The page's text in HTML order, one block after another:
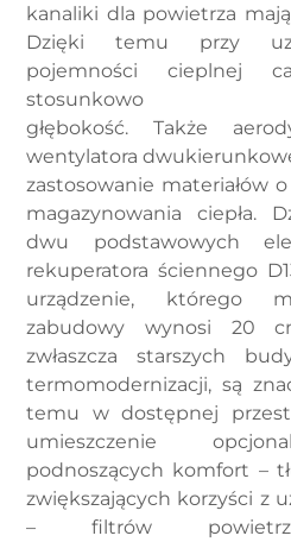
kanaliki dla powietrza
Dzięki temu przy
pojemności cieplnej
głębokość. Także
wentylatora
zastosowanie materiałów
magazynowania ciepła.
dwu podstawowych
rekuperatora ściennego
urządzenie, którego
zabudowy wynosi 20
zwłaszcza starszych
termomodernizacji, są
temu w dostępnej
umieszczenie
podnoszących komfort –
zwiększających korzyści z
– filtrów